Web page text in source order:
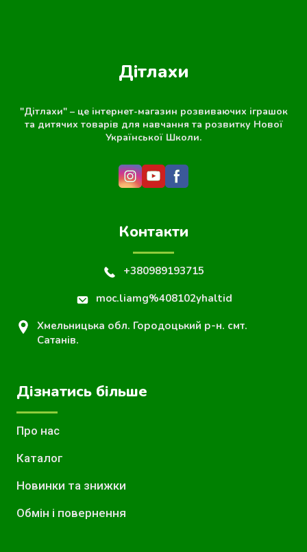
Дітлахи
"Дітлахи" – це інтернет-магазин розвиваючих іграшок
та дитячих товарів для навчання та розвитку Нової
Української Школи.
Контакти
+380989193715
moc.liamg%408102yhaltid
Хмельницька обл. Городоцький р-н. смт.
Сатанів.
Дізнатись більше
Про нас
Каталог
Новинки та знижки
Обмін і повернення